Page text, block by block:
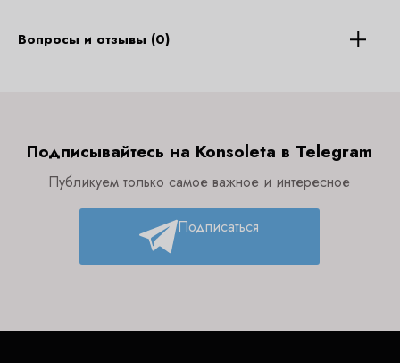
Вопросы и отзывы (0)
Подписывайтесь на Konsoleta в Telegram
Публикуем только самое важное и интересное
Подписаться